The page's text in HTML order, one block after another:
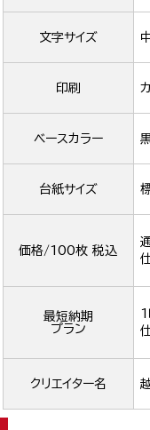
文字サイズ
印刷
ベースカラー
台紙サイズ
価格/100枚 税込
最短納期
プラン
クリエイター名